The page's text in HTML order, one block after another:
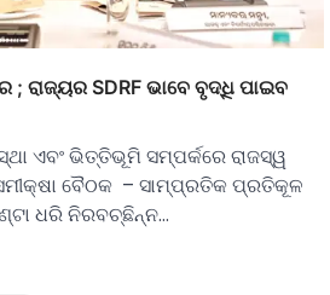
ରାଜ୍ୟର SDRF ଭାବେ ବୃଦ୍ଧି ପାଇବ
ଏବଂ ଭିତ୍ତିଭୂମି ସମ୍ପର୍କରେ ରାଜସ୍ୱ
ବୈଠକ – ସାମ୍ପ୍ରତିକ ପ୍ରତିକୂଳ
ଧରି ନିରବଚ୍ଛିନ୍ନ…